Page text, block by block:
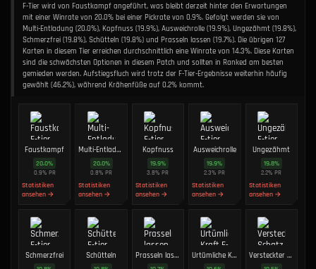
F-Tier wird von Faustkampf angeführt, was bleibt derzeit hinter den Erwartungen
mit einer Winrate von 20.0% bei einer Pickrate von 0.9%. Gefolgt werden sie von
Multi-Entladung (20.0%), Kopfnuss (19.9%), Ausweichrolle (19.9%), Ungezähmt (19.8%),
Schmerzfrei (19.8%), Schütteln (19.8%) und Prasseln lassen (19.7%). Die übrigen 127
Karten in diesem Tier erreichen durchschnittlich eine Winrate von 14.3%. Diese Karten
sind die schwächsten Optionen in diesem Patch und sollten in Ranked am besten
gemieden werden. Aufstiegsfluch wird trotz der F-Tier-Ergebnisse weiterhin häufig
gewählt (46.2%), während Krähenfüße auf 0.2% kommt.
Faustkampf
20.0%
0.9% PR
Statistiken
ansehen →
Multi-Entladung
20.0%
0.8%PR
Statistiken
ansehen →
Kopfnuss
19.9%
3.8%PR
Statistiken
ansehen →
Ausweichrolle
19.9%
2.3%PR
Statistiken
ansehen →
Ungezähmt
19.8%
2.2%PR
Statistiken
ansehen →
Schmerzfrei Schütteln Prasseln lassen Urtümliche Kraft Versteckter Schatz